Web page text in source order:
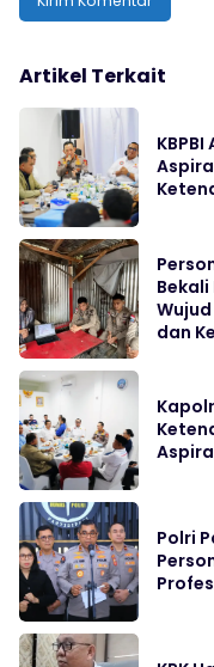
Artikel Terkait
dan
Polri